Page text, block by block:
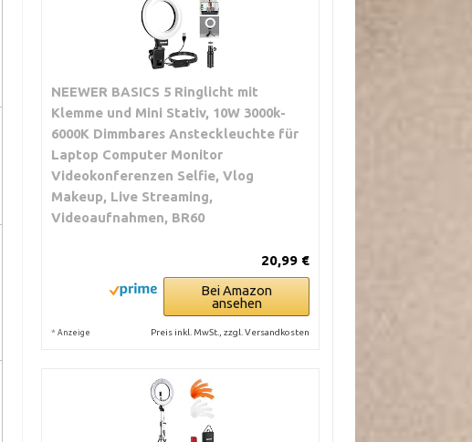
NEEWER BASICS 5 Ringlicht mit
Klemme und Mini Stativ, 10W 3000k-
6000K Dimmbares Ansteckleuchte für
Laptop Computer Monitor
Videokonferenzen Selfie, Vlog
Makeup, Live Streaming,
Videoaufnahmen, BR60
20,99 €
Bei Amazon
ansehen
* Anzeige Preis inkl. MwSt., zzgl. Versandkosten